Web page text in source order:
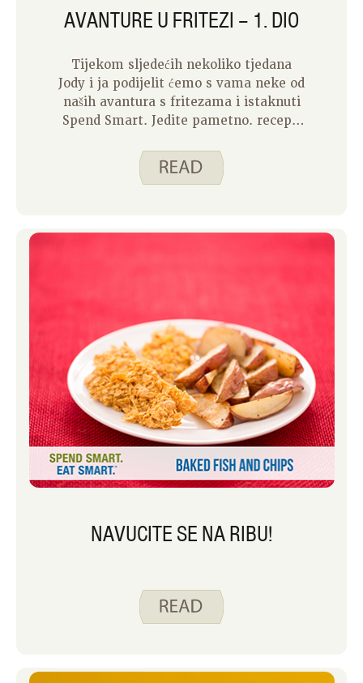
AVANTURE U FRITEZI – 1. DIO
Tijekom sljedećih nekoliko tjedana
Jody i ja podijelit ćemo s vama neke od
naših avantura s fritezama i istaknuti
Spend Smart. Jedite pametno. recepti
ovog uređaja. Friteza kuha hranu
cirkulirajući vrući zrak oko hrane, što
Friteze dolaze u različitim veličinama i
siguran, uvijek ga odmaknem od zida
dok kuham s njim, a zatim ga pustim
da se potpuno ohladi prije nego što ga
vratim na mjesto. Čišćenje je
povjetarac jer samo trebam oprati
košaru vrućom vodom sa sapunom, a
zatim je pustiti da se osuši na zraku.
NAVUCITE SE NA RIBU!